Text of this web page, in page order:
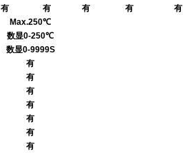
有 有 有 有
有
Max.250℃
数显0-250℃
数显0-9999S
有
有
有
有
有
有
有